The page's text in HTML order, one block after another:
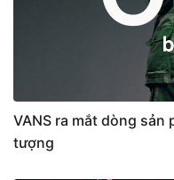
VANS ra mắt dòng sản
tượng